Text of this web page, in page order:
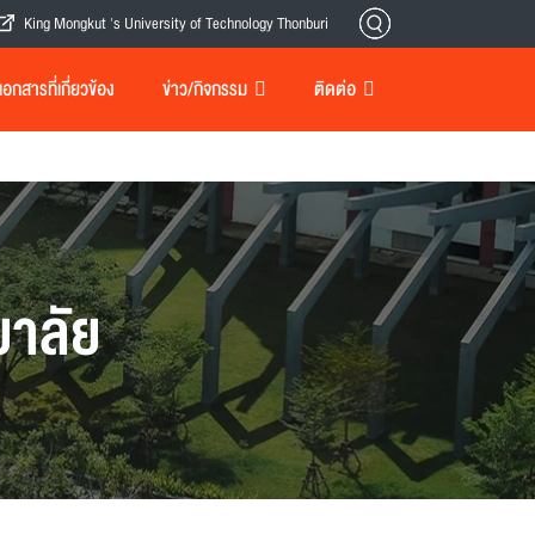
King Mongkut 's University of Technology Thonburi
กสารที่เกี่ยวข้อง ข่าว/กิจกรรม ติดต่อ
ลัย